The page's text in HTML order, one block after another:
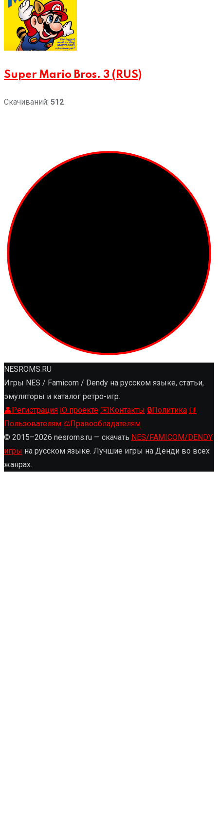
Super Mario Bros. 3 (RUS)
Скачиваний: 512
NESROMS.RU
Игры NES / Famicom / Dendy на русском языке, статьи,
эмуляторы и каталог ретро-игр.
👤 Регистрация ℹ️О проекте ✉️ Контакты 🔒Политика 📘
Пользователям ⚖️Правообладателям
© 2015–2026 nesroms.ru — скачать NES/FAMICOM/DENDY
игры на русском языке. Лучшие игры на Денди во всех
жанрах.